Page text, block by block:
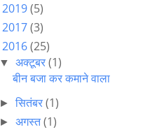
2019(5)
2017(3)
2016(25)
▼ अक्टूबर(1)
बीन बजा कर कमाने वाला
►सितंबर(1)
► अगस्त(1)